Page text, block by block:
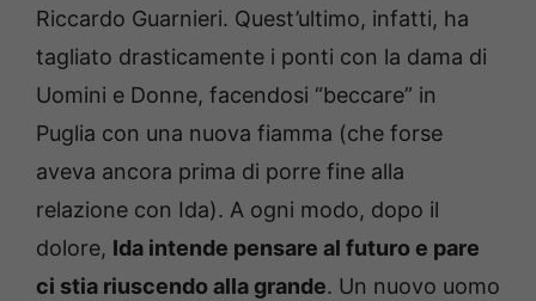
Riccardo Guarnieri. Quest’ultimo, infatti, ha
tagliato drasticamente i ponti con la dama di
Uomini e Donne, facendosi “beccare” in
Puglia con una nuova fiamma (che forse
aveva ancora prima di porre fine alla
relazione con Ida). A ogni modo, dopo il
dolore, Ida intende pensare al futuro e pare
ci stia riuscendo alla grande. Un nuovo uomo